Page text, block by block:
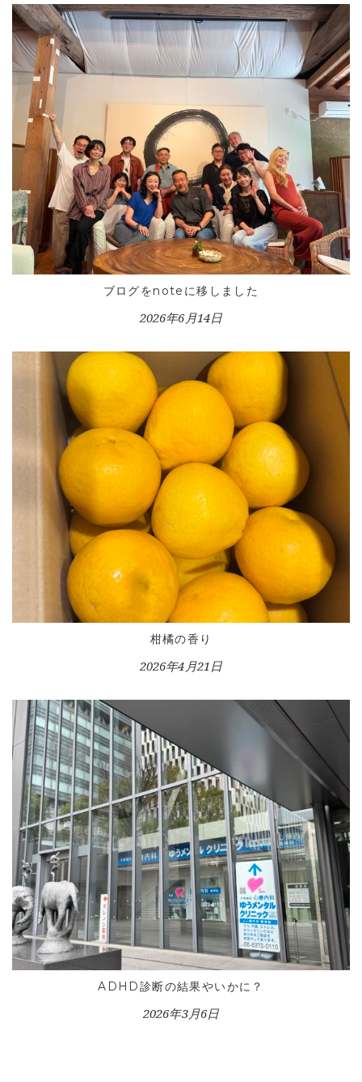
HOME
INFORMATION
VOICE GALLERY
WORKS
BLOG
LESSON
CONTACT
ブログをnoteに移しました
2026年6月14日
柑橘の香り
2026年4月21日
ADHD診断の結果やいかに？
2026年3月6日